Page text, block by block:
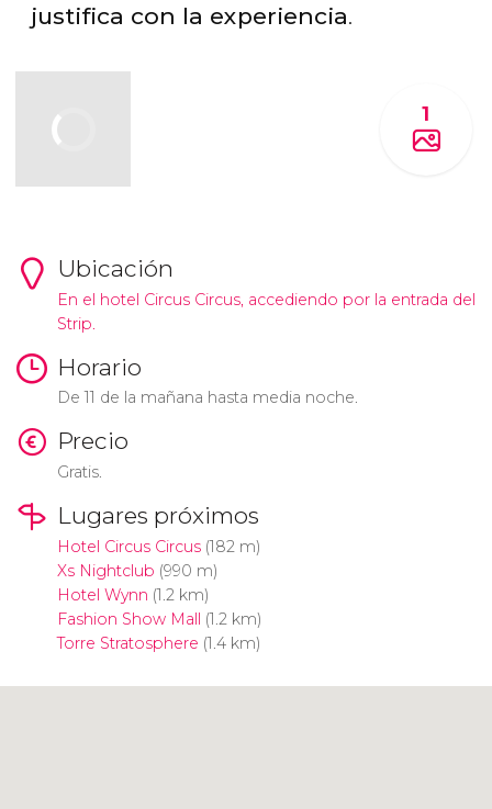
justifica con la experiencia.
1
Ubicación
En el hotel Circus Circus, accediendo por la entrada del
Strip.
Horario
De 11 de la mañana hasta media noche.
Precio
Gratis.
Lugares próximos
Hotel Circus Circus(182 m)
Xs Nightclub (990 m)
Hotel Wynn (1.2 km)
Fashion Show Mall (1.2 km)
Torre Stratosphere (1.4 km)